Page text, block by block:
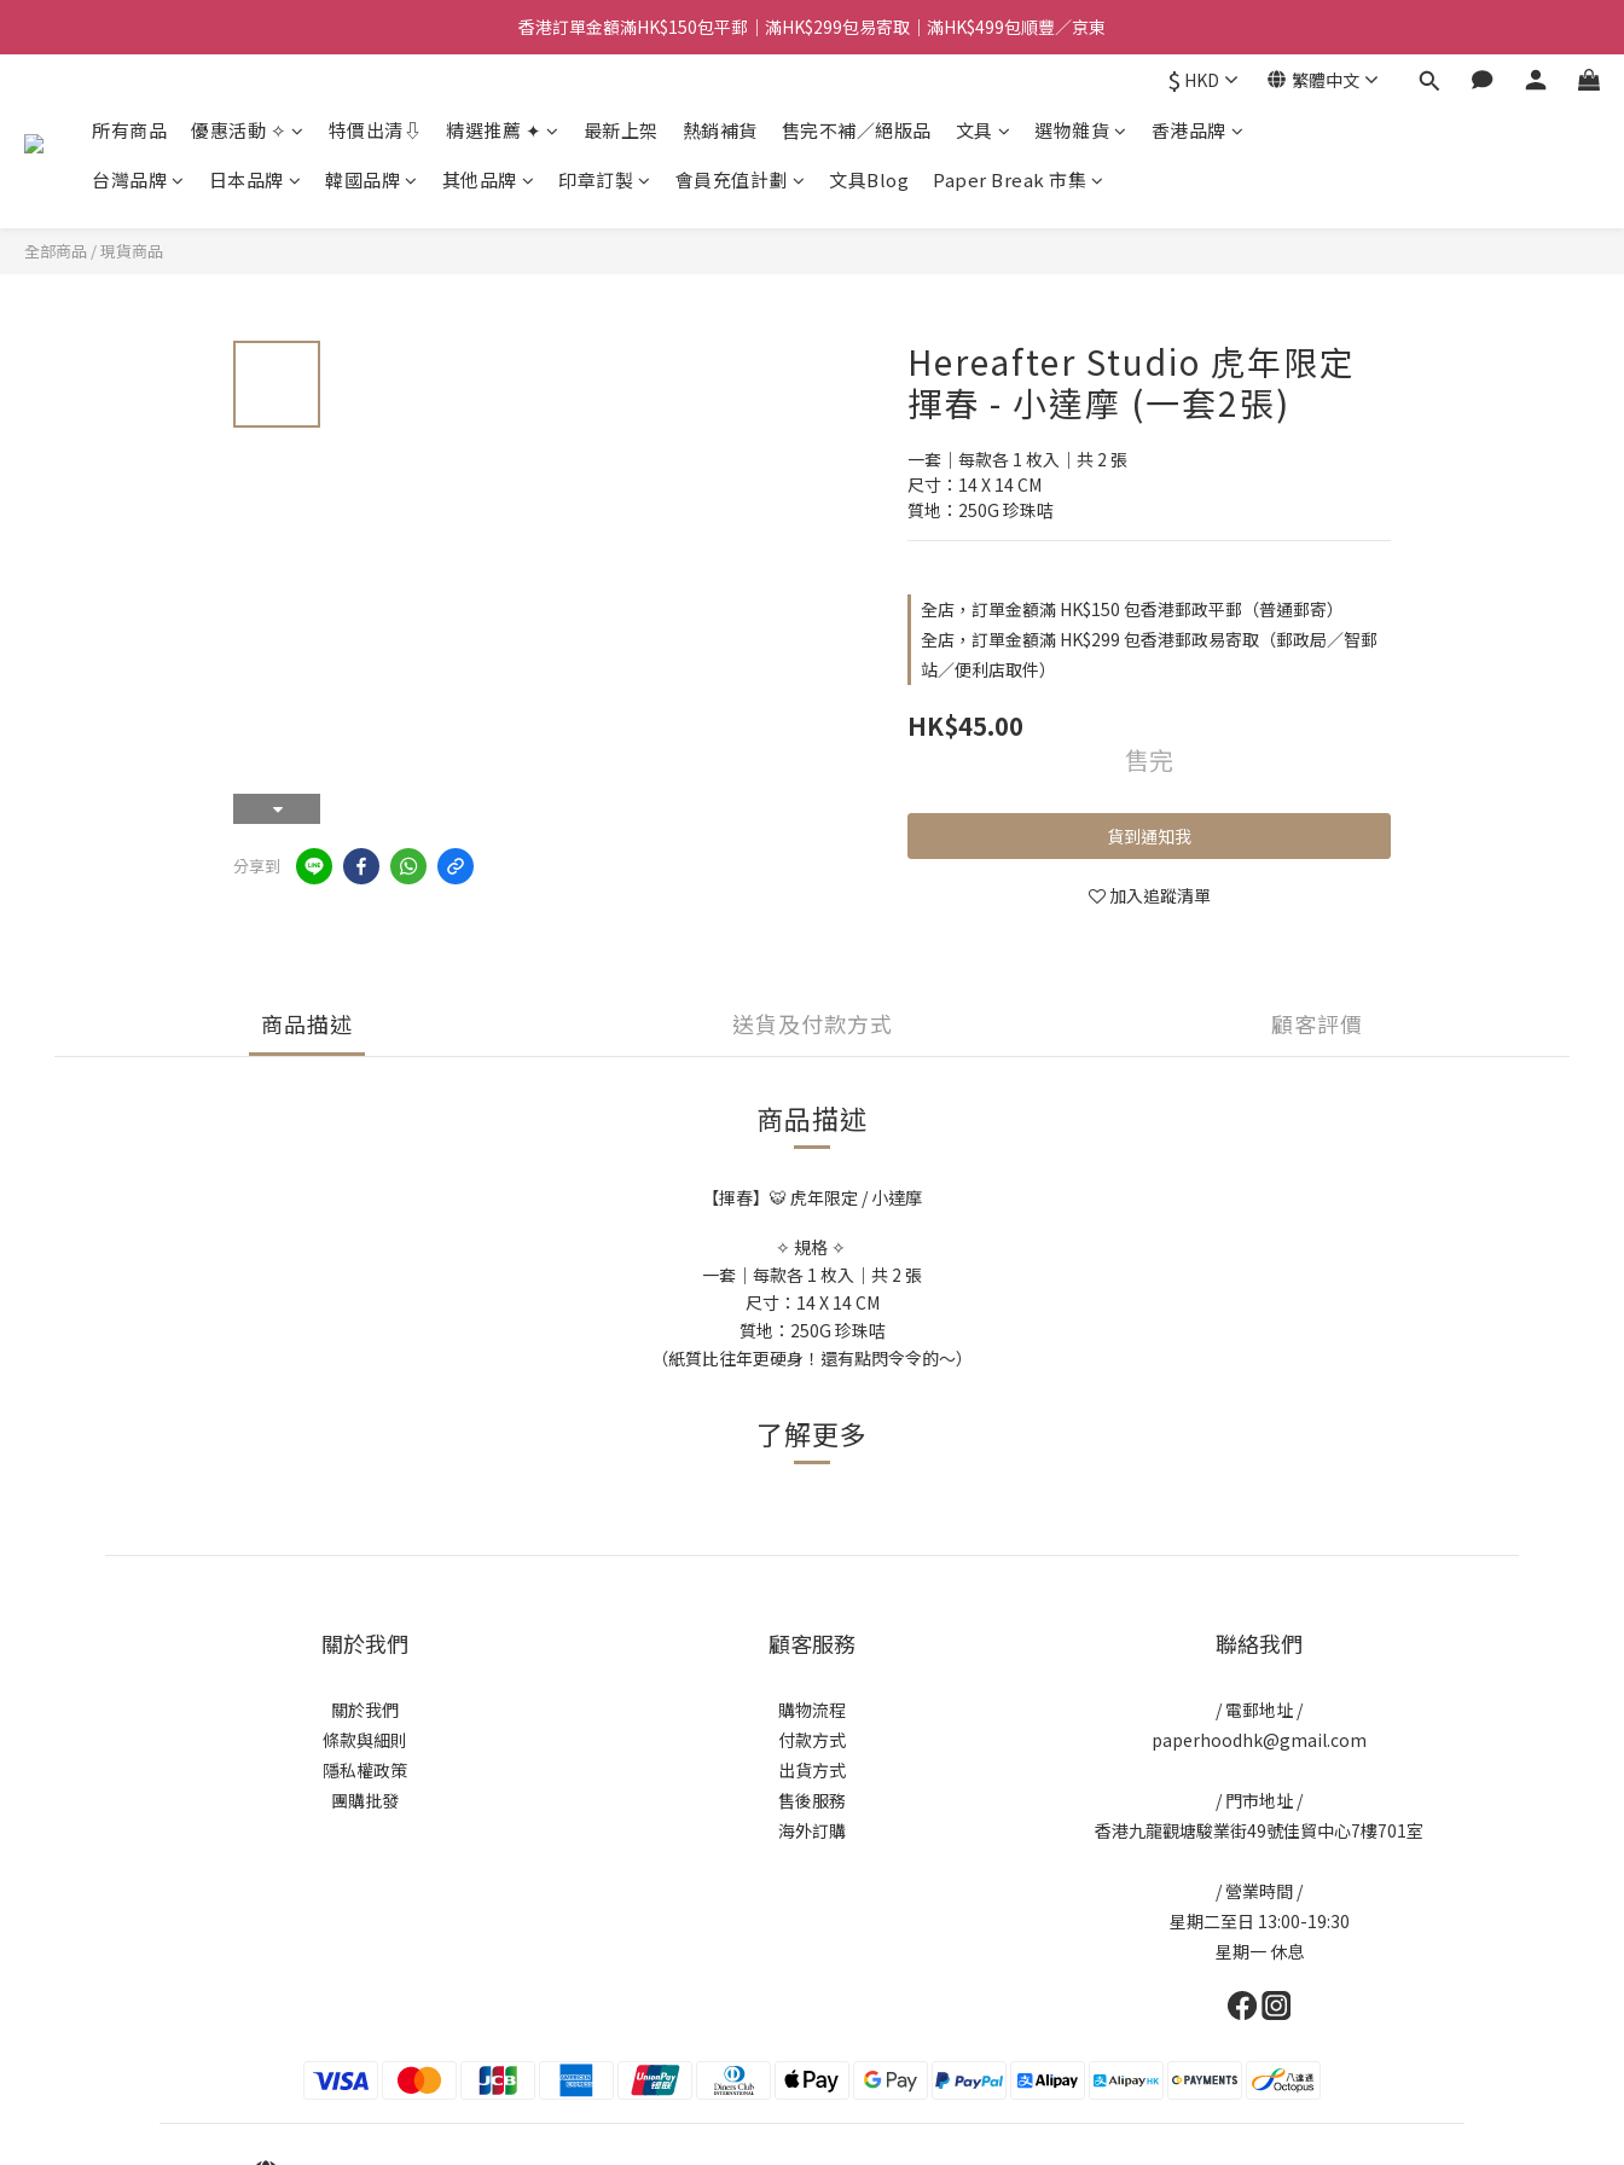
香港訂單金額滿HK$150包平郵｜滿HK$299包易寄取｜滿HK$499包順豐／京東
香港訂單金額滿HK$150包平郵｜滿HK$299包易寄取｜滿HK$499包順豐／京東
香港訂單金額滿HK$150包平郵｜滿HK$299包易寄取｜滿HK$499包順豐／京東
$ HKD 繁體中文
所有商品 優惠活動 ✧ 特價出清⇩ 精選推薦 ✦ 最新上架 熱銷補貨 售完不補／絕版品 文具 選物雜貨
香港品牌
台灣品牌
日本品牌 韓國品牌 其他品牌 印章訂製 會員充值計劃 文具Blog Paper Break 市集
全部商品 /現貨商品
分享到
Hereafter Studio 虎年限定
揮春 - 小達摩 (一套2張)
一套｜每款各 1 枚入｜共 2 張
尺寸：14 X 14 CM
質地：250G 珍珠咭
全店，訂單金額滿 HK$150 包香港郵政平郵（普通郵寄）
全店，訂單金額滿 HK$299 包香港郵政易寄取（郵政局／智郵
站／便利店取件）
HK$45.00
售完
貨到通知我
加入追蹤清單
商品描述 送貨及付款方式 顧客評價
商品描述
【揮春】🐯 虎年限定 / 小達摩
✧ 規格 ✧
一套｜每款各 1 枚入｜共 2 張
尺寸：14 X 14CM
質地：250G 珍珠咭
（紙質比往年更硬身！還有點閃令令的～）
了解更多
關於我們
關於我們
條款與細則
隱私權政策
團購批發
顧客服務
購物流程
付款方式
出貨方式
售後服務
海外訂購
聯絡我們
/ 電郵地址 /
paperhoodhk@gmail.com
/ 門市地址 /
香港九龍觀塘駿業街49號佳貿中心7樓701室
/ 營業時間 /
星期二至日 13:00-19:30
星期一 休息